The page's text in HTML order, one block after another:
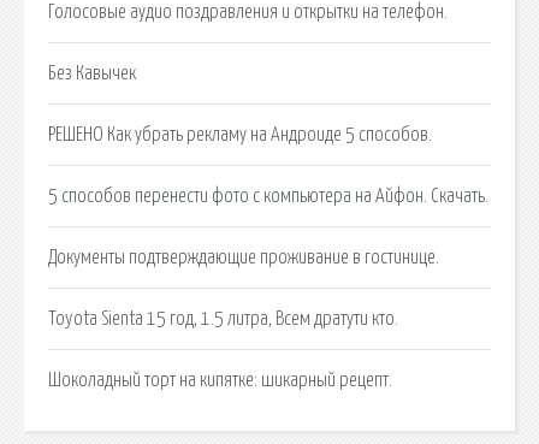
Голосовые аудио поздравления и открытки на телефон.
Без Кавычек
РЕШЕНО Как убрать рекламу на Андроиде 5 способов.
5 способов перенести фото с компьютера на Айфон. Скачать.
Документы подтверждающие проживание в гостинице.
Toyota Sienta 15 год, 1.5 литра, Всем дратути кто.
Шоколадный торт на кипятке: шикарный рецепт.